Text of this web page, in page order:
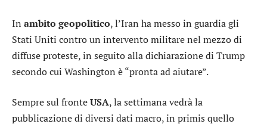
In ambito geopolitico, l’Iran ha messo in guardia gli
Stati Uniti contro un intervento militare nel mezzo di
diffuse proteste, in seguito alla dichiarazione di Trump
secondo cui Washington è “pronta ad aiutare”.
Sempre sul fronteUSA, la settimana vedrà la
pubblicazione di diversi dati macro, in primis quello